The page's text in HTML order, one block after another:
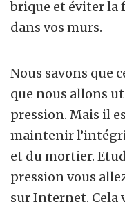
brique et éviter la
dans vos murs.
Nous savons que
que nous allons
pression. Mais il
maintenir
et du mortier.
pression vous
sur Internet. Cela